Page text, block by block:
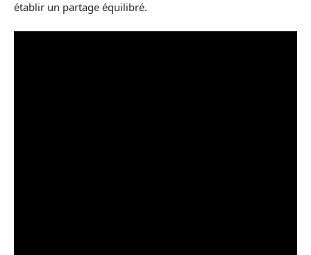
établir un partage équilibré.